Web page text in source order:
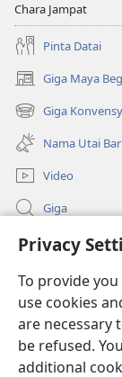
Privacy
To provide
use cookies
are necessary
be refused.
additional
Chara Jampat
Pinta Datai
Giga Maya
(opens
new
window)
Giga
(opens
new
window)
Nama Utai
Video
Giga
Penerang
Duit Pemeri
(opens
new
window)Watchtower
(opens
new
®